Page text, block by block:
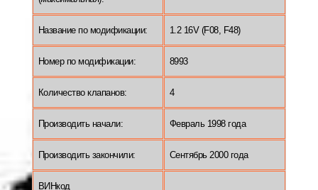
Название по модификации: 1.2 16V (F08, F48)
Номер по модификации: 8993
Количество клапанов: 4
Производить начали: Февраль 1998 года
Производить закончили: Сентябрь 2000 года
ВИНкод